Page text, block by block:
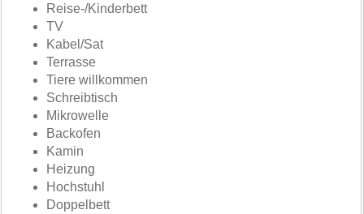
Reise-/Kinderbett
TV
Kabel/Sat
Terrasse
Tiere willkommen
Schreibtisch
Mikrowelle
Backofen
Kamin
Heizung
Hochstuhl
Doppelbett